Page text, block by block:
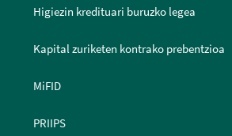
Higiezin kredituari buruzko legea
Kapital zuriketen kontrako prebentzioa
MiFID
PRIIPS